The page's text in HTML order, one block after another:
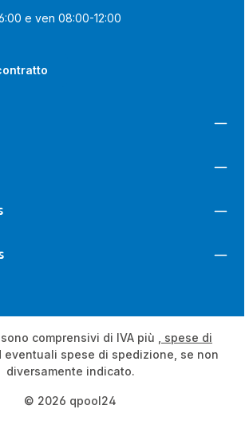
e ven 08:00-12:00
© 2026 qpool24
comprensivi di IVA più
, spese di
eventuali spese di spedizione, se non
diversamente indicato.